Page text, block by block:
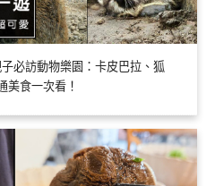
必訪動物樂園：卡皮巴拉、狐
美食一次看！